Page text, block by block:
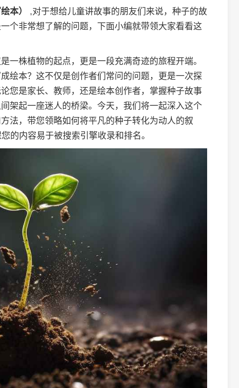
本） ,对于想给儿童讲故事的朋友们来说，种子的故
个非常想了解的问题，下面小编就带领大家看看这
一株植物的起点，更是一段充满奇迹的旅程开端。
绘本？这不仅是创作者们常问的问题，更是一次探
您是家长、教师，还是绘本创作者，掌握种子故事
架起一座迷人的桥梁。今天，我们将一起深入这个
法，带您领略如何将平凡的种子转化为动人的叙
的内容易于被搜索引擎收录和排名。